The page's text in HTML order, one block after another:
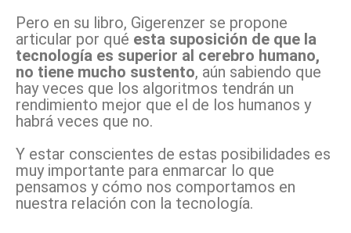
Pero en su libro, Gigerenzer se propone
articular por qué esta suposición de que la
tecnología es superior al cerebro humano,
no tiene mucho sustento, aún sabiendo que
hay veces que los algoritmos tendrán un
rendimiento mejor que el de los humanos y
habrá veces que no.
Y estar conscientes de estas posibilidades es
muy importante para enmarcar lo que
pensamos y cómo nos comportamos en
nuestra relación con la tecnología.